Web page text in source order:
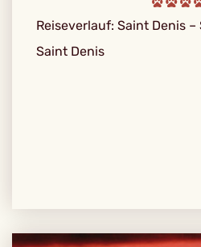
Reiseverlauf: Saint Denis –
Saint Denis